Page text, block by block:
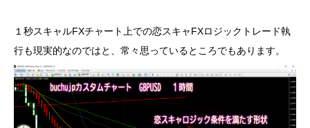
１秒スキャルFXチャート上での恋スキャFXロジックトレード執
行も現実的なのではと、常々思っているところでもあります。